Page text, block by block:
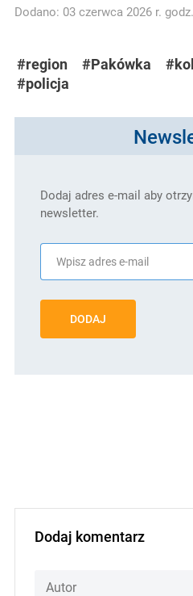
Dodano: 03 czerwca 2026 r.
#region #Pakówka
#policja
Dodaj adres e-mail aby
newsletter.
DODAJ
Dodaj komentarz